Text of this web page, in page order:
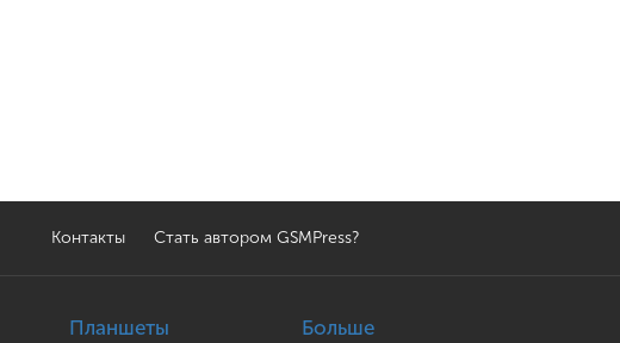
Контакты Стать автором GSMPress?
Планшеты Больше